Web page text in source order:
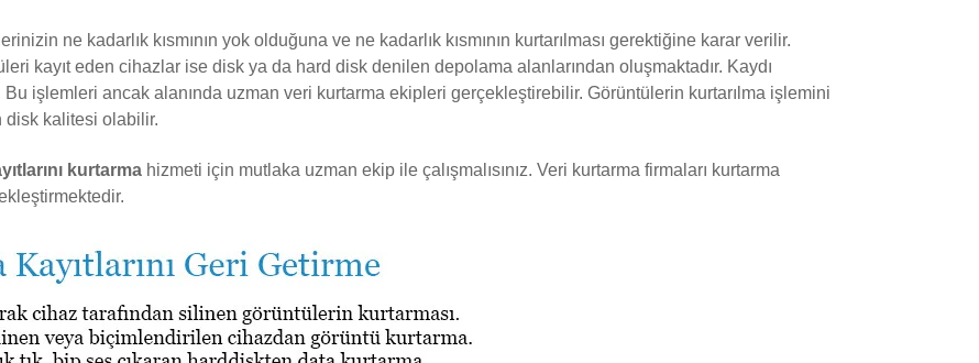
ne kadarlık kısmının yok olduğuna ve ne kadarlık kısmının kurtarılması gerektiğine karar verilir.
kayıt eden cihazlar ise disk ya da hard disk denilen depolama alanlarından oluşmaktadır. Kaydı
Bu işlemleri ancak alanında uzman veri kurtarma ekipleri gerçekleştirebilir. Görüntülerin kurtarılma işlemini
disk kalitesi olabilir.
kurtarma hizmeti için mutlaka uzman ekip ile çalışmalısınız. Veri kurtarma firmaları kurtarma